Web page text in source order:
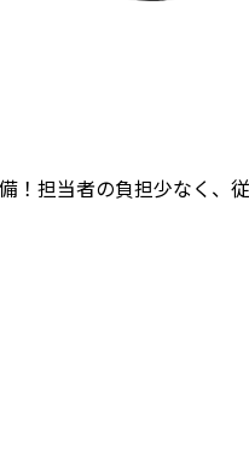
！担当者の負担少なく、